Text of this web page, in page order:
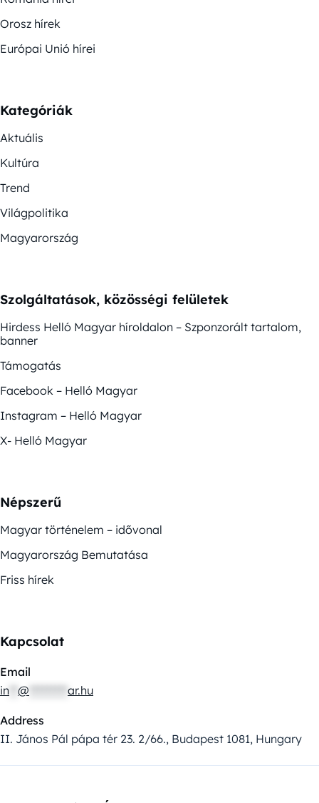
Orosz hírek
Európai Unió hírei
Kategóriák
Aktuális
Kultúra
Trend
Világpolitika
Magyarország
Szolgáltatások, közösségi felületek
Hirdess Helló Magyar híroldalon – Szponzorált tartalom,
banner
Támogatás
Facebook – Helló Magyar
Instagram – Helló Magyar
X- Helló Magyar
Népszerű
Magyar történelem – idővonal
Magyarország Bemutatása
Friss hírek
Kapcsolat
Email
in @ ar.hu
Address
II. János Pál pápa tér 23. 2/66., Budapest 1081, Hungary